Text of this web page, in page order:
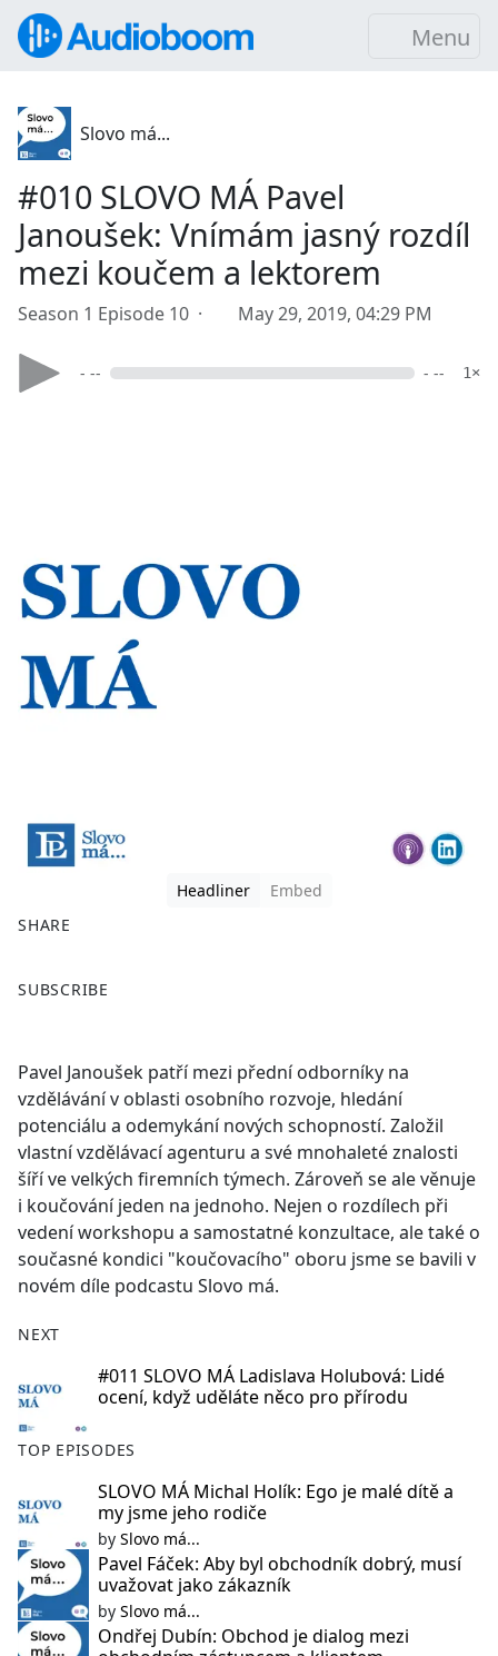
Menu
Slovo má...
#010 SLOVO MÁ Pavel
Janoušek: Vnímám jasný rozdíl
mezi koučem a lektorem
Season 1 Episode 10 · May 29, 2019, 04:29 PM
- -- - -- 1×
Headliner
Embed
SHARE
a
b
o
o
k
SUBSCRIBE
Pavel Janoušek patří mezi přední odborníky na
vzdělávání v oblasti osobního rozvoje, hledání
potenciálu a odemykání nových schopností. Založil
vlastní vzdělávací agenturu a své mnohaleté znalosti
šíří ve velkých firemních týmech. Zároveň se ale věnuje
i koučování jeden na jednoho. Nejen o rozdílech při
vedení workshopu a samostatné konzultace, ale také o
současné kondici "koučovacího" oboru jsme se bavili v
novém díle podcastu Slovo má.
NEXT
#011 SLOVO MÁ Ladislava Holubová: Lidé
ocení, když uděláte něco pro přírodu
TOP EPISODES
SLOVO MÁ Michal Holík: Ego je malé dítě a
my jsme jeho rodiče
by Slovo má...
Pavel Fáček: Aby byl obchodník dobrý, musí
uvažovat jako zákazník
by Slovo má...
Ondřej Dubín: Obchod je dialog mezi